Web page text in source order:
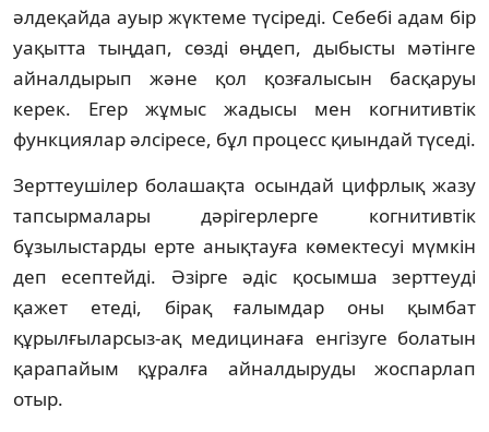
әлдеқайда ауыр жүктеме түсіреді. Себебі адам бір
уақытта тыңдап, сөзді өңдеп, дыбысты мәтінге
айналдырып және қол қозғалысын басқаруы
керек. Егер жұмыс жадысы мен когнитивтік
функциялар әлсіресе, бұл процесс қиындай түседі.
Зерттеушілер болашақта осындай цифрлық жазу
тапсырмалары дәрігерлерге когнитивтік
бұзылыстарды ерте анықтауға көмектесуі мүмкін
деп есептейді. Әзірге әдіс қосымша зерттеуді
қажет етеді, бірақ ғалымдар оны қымбат
құрылғыларсыз-ақ медицинаға енгізуге болатын
қарапайым құралға айналдыруды жоспарлап
отыр.